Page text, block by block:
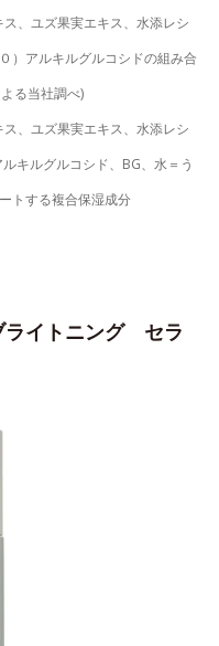
、ユズ果実エキス、水添レシ
）アルキルグルコシドの組み合
る当社調べ)
、ユズ果実エキス、水添レシ
キルグルコシド、BG、水＝う
トする複合保湿成分
イトニング セラ